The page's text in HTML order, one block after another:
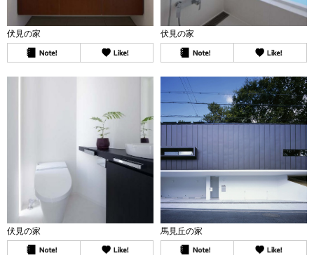
伏見の家 伏見の家
伏見の家 馬見丘の家